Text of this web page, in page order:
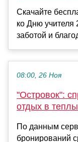
Скачайте
ко Дню учителя
заботой и
08:00, 26 Ноя
"Островок":
отдых в
По данным
бронирований